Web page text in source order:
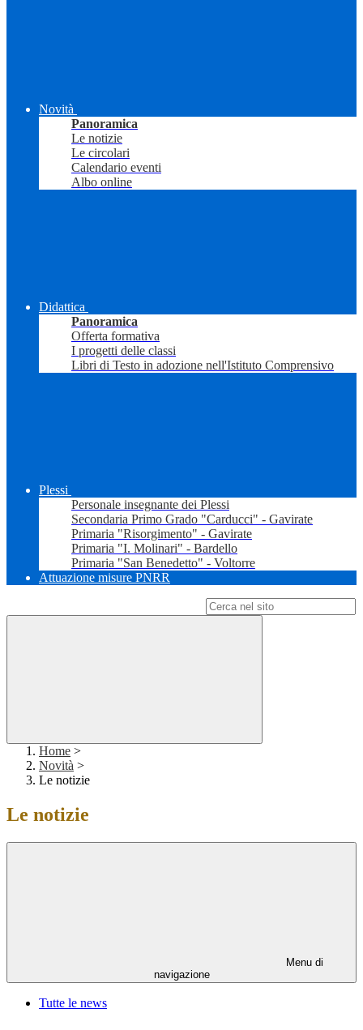
Novità
Panoramica
Le notizie
Le circolari
Calendario eventi
Albo online
Didattica
Panoramica
Offerta formativa
I progetti delle classi
Libri di Testo in adozione nell'Istituto Comprensivo
Plessi
Personale insegnante dei Plessi
Secondaria Primo Grado "Carducci" - Gavirate
Primaria "Risorgimento" - Gavirate
Primaria "I. Molinari" - Bardello
Primaria "San Benedetto" - Voltorre
Attuazione misure PNRR
Home >
Novità >
Le notizie
Le notizie
Menu di
navigazione
Tutte le news